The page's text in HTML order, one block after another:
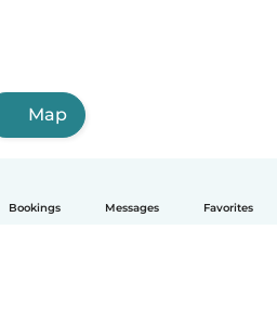
Bookings Messages Favorites
Map